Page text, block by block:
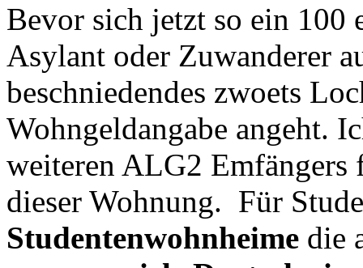
Bevor sich jetzt so ein 100
Asylant oder Zuwanderer
beschniedendes zwoets
Wohngeldangabe angeht.
weiteren ALG2
dieser Wohnung. Für
Studentenwohnheime die